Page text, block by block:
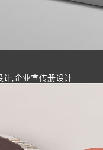
计,企业宣传册设计